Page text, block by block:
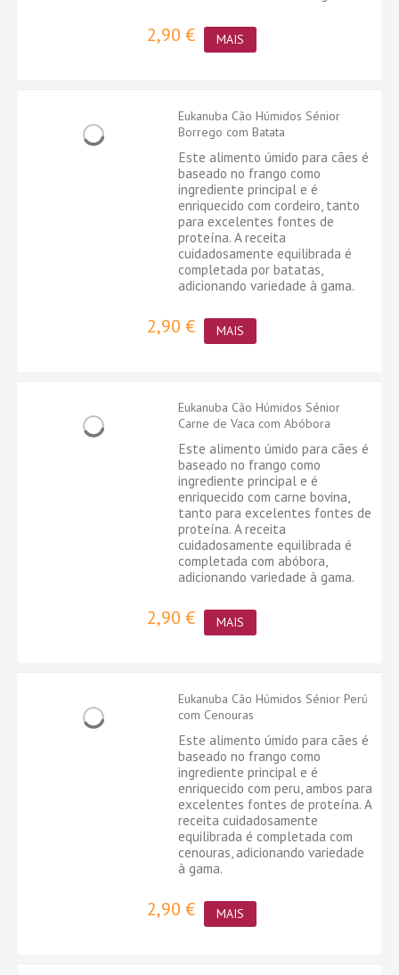
2,90 € MAIS
Eukanuba Cão Húmidos Sénior
Borrego com Batata
Este alimento úmido para cães é
baseado no frango como
ingrediente principal e é
enriquecido com cordeiro, tanto
para excelentes fontes de
proteína. A receita
cuidadosamente equilibrada é
completada por batatas,
adicionando variedade à gama.
2,90 € MAIS
Eukanuba Cão Húmidos Sénior
Carne de Vaca com Abóbora
Este alimento úmido para cães é
baseado no frango como
ingrediente principal e é
enriquecido com carne bovina,
tanto para excelentes fontes de
proteína. A receita
cuidadosamente equilibrada é
completada com abóbora,
adicionando variedade à gama.
2,90 € MAIS
Eukanuba Cão Húmidos Sénior Perú
com Cenouras
Este alimento úmido para cães é
baseado no frango como
ingrediente principal e é
enriquecido com peru, ambos para
excelentes fontes de proteína. A
receita cuidadosamente
equilibrada é completada com
cenouras, adicionando variedade
à gama.
2,90 € MAIS